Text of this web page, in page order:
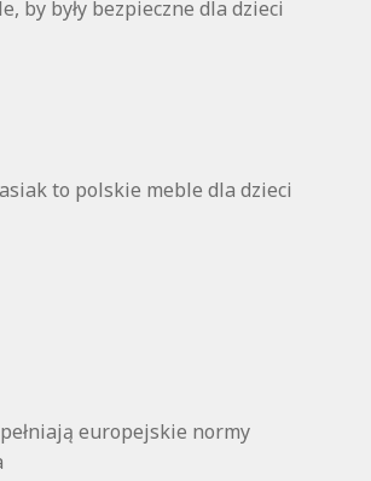
by były bezpieczne dla dzieci
to polskie meble dla dzieci
europejskie normy